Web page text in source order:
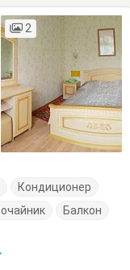
2
Кондиционер
Балкон